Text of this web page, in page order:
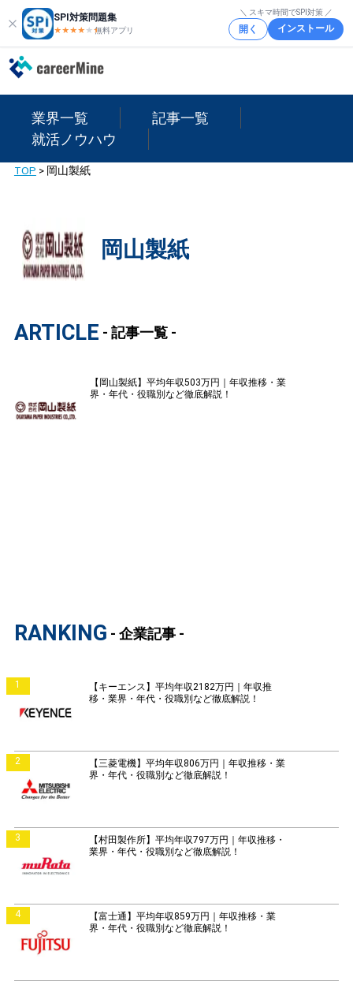
SPI対策問題集
★★★★ ★★
無料アプリ
＼ スキマ時間でSPI対策 ／
開く インストール
業界一覧
記事一覧
就活ノウハウ
TOP > 岡山製紙
岡山製紙
ARTICLE - 記事一覧 -
【岡山製紙】平均年収503万円｜年収推移・業
界・年代・役職別など徹底解説！
RANKING - 企業記事 -
1
【キーエンス】平均年収2182万円｜年収推
移・業界・年代・役職別など徹底解説！
2
【三菱電機】平均年収806万円｜年収推移・業
界・年代・役職別など徹底解説！
3
【村田製作所】平均年収797万円｜年収推移・
業界・年代・役職別など徹底解説！
4
【富士通】平均年収859万円｜年収推移・業
界・年代・役職別など徹底解説！